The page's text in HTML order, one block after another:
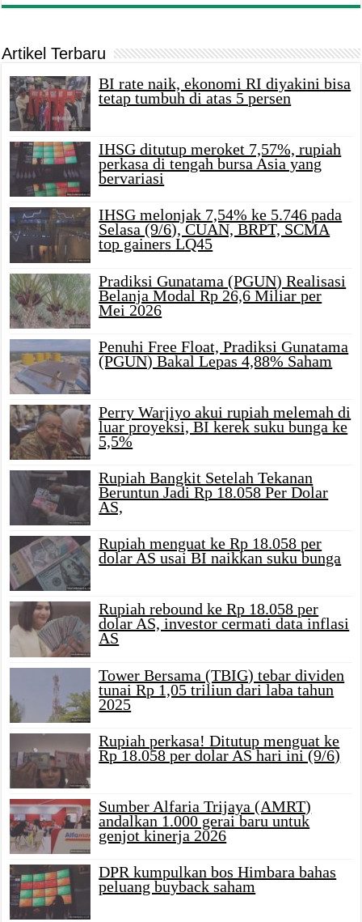
Artikel Terbaru
BI rate naik, ekonomi RI diyakini bisa
tetap tumbuh di atas 5 persen
IHSG ditutup meroket 7,57%, rupiah
perkasa di tengah bursa Asia yang
bervariasi
IHSG melonjak 7,54% ke 5.746 pada
Selasa (9/6), CUAN, BRPT, SCMA
top gainers LQ45
Pradiksi Gunatama (PGUN) Realisasi
Belanja Modal Rp 26,6 Miliar per
Mei 2026
Penuhi Free Float, Pradiksi Gunatama
(PGUN) Bakal Lepas 4,88% Saham
Perry Warjiyo akui rupiah melemah di
luar proyeksi, BI kerek suku bunga ke
5,5%
Rupiah Bangkit Setelah Tekanan
Beruntun Jadi Rp 18.058 Per Dolar
AS,
Rupiah menguat ke Rp 18.058 per
dolar AS usai BI naikkan suku bunga
Rupiah rebound ke Rp 18.058 per
dolar AS, investor cermati data inflasi
AS
Tower Bersama (TBIG) tebar dividen
tunai Rp 1,05 triliun dari laba tahun
2025
Rupiah perkasa! Ditutup menguat ke
Rp 18.058 per dolar AS hari ini (9/6)
Sumber Alfaria Trijaya (AMRT)
andalkan 1.000 gerai baru untuk
genjot kinerja 2026
DPR kumpulkan bos Himbara bahas
peluang buyback saham